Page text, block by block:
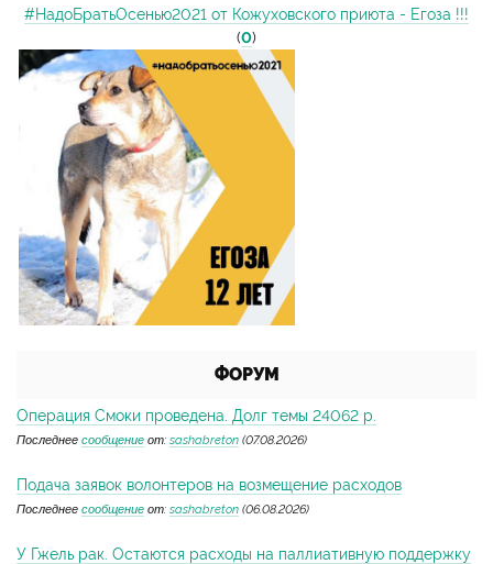
#НадоБратьОсенью2021 от Кожуховского приюта - Егоза !!!
(0)
ФОРУМ
Операция Смоки проведена. Долг темы 24062 р.
Последнее сообщение от: sashabreton (07.08.2026)
Подача заявок волонтеров на возмещение расходов
Последнее сообщение от: sashabreton (06.08.2026)
У Гжель рак. Остаются расходы на паллиативную поддержку